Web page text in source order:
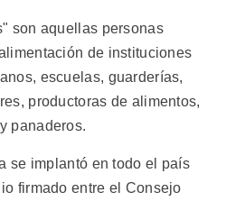
son aquellas personas
de instituciones
escuelas, guarderías,
productoras de alimentos,
panaderos.
se implantó en todo el país
firmado entre el Consejo